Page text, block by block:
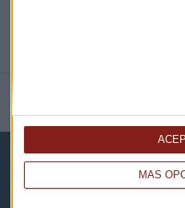
MÁS
NOTICIAS